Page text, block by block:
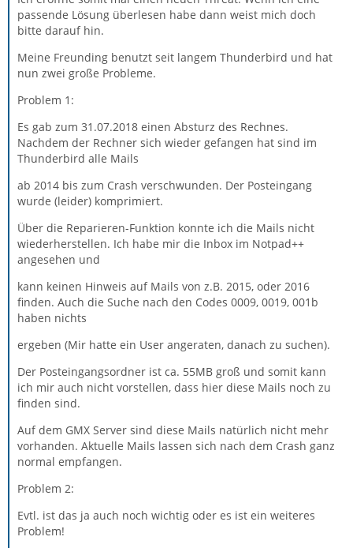
passende Lösung überlesen habe dann weist mich doch
bitte darauf hin.
Meine Freunding benutzt seit langem Thunderbird und hat
nun zwei große Probleme.
Problem 1:
Es gab zum 31.07.2018 einen Absturz des Rechnes.
Nachdem der Rechner sich wieder gefangen hat sind im
Thunderbird alle Mails
ab 2014 bis zum Crash verschwunden. Der Posteingang
wurde (leider) komprimiert.
Über die Reparieren-Funktion konnte ich die Mails nicht
wiederherstellen. Ich habe mir die Inbox im Notpad++
angesehen und
kann keinen Hinweis auf Mails von z.B. 2015, oder 2016
finden. Auch die Suche nach den Codes 0009, 0019, 001b
haben nichts
ergeben (Mir hatte ein User angeraten, danach zu suchen).
Der Posteingangsordner ist ca. 55MB groß und somit kann
ich mir auch nicht vorstellen, dass hier diese Mails noch zu
finden sind.
Auf dem GMX Server sind diese Mails natürlich nicht mehr
vorhanden. Aktuelle Mails lassen sich nach dem Crash ganz
normal empfangen.
Problem 2:
Evtl. ist das ja auch noch wichtig oder es ist ein weiteres
Problem!